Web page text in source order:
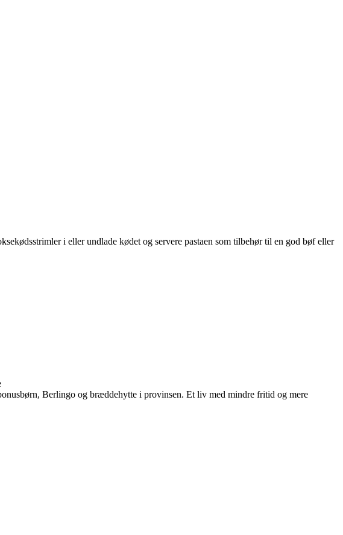
i eller undlade kødet og servere pastaen som tilbehør til en god bøf eller
Berlingo og bræddehytte i provinsen. Et liv med mindre fritid og mere